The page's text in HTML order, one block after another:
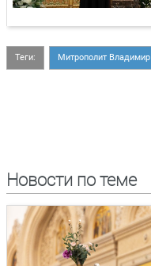
Теги: Митрополит Владимир
Новости по теме